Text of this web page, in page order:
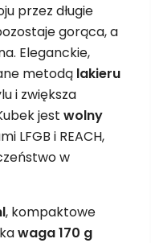
przez długie
gorąca, a
Eleganckie,
metodą lakieru
i zwiększa
jest wolny
LFGB i REACH,
w
, kompaktowe
waga 170 g